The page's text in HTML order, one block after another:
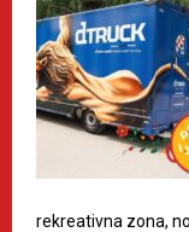
rekreativna zona,